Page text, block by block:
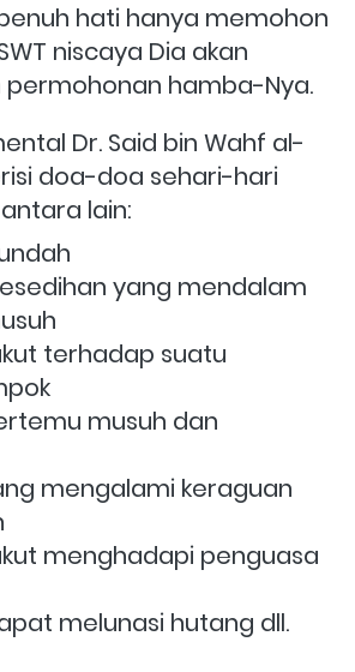
hati hanya memohon
niscaya Dia akan
hamba-Nya.
Dr. Said bin Wahf al-
doa-doa sehari-hari
lain:
yang mendalam
terhadap suatu
musuh dan
mengalami keraguan
menghadapi penguasa
melunasi hutang dll.